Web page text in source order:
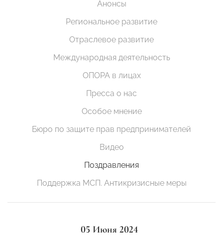
Анонсы
Региональное развитие
Отраслевое развитие
Международная деятельность
ОПОРА в лицах
Пресса о нас
Особое мнение
Бюро по защите прав предпринимателей
Видео
Поздравления
Поддержка МСП. Антикризисные меры
05 Июня 2024